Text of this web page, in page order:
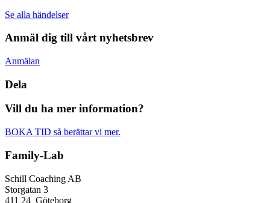
Se alla händelser
Anmäl dig till vårt nyhetsbrev
Anmälan
Dela
Vill du ha mer information?
BOKA TID så berättar vi mer.
Family-Lab
Schill Coaching AB
Storgatan 3
411 24 Göteborg